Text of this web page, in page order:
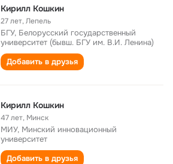
Кирилл Кошкин
27 лет,Лепель
БГУ, Белорусский государственный
университет (бывш. БГУ им. В.И. Ленина)
Добавить в друзья
Кирилл Кошкин
47 лет, Минск
МИУ, Минский инновационный
университет
Добавить в друзья